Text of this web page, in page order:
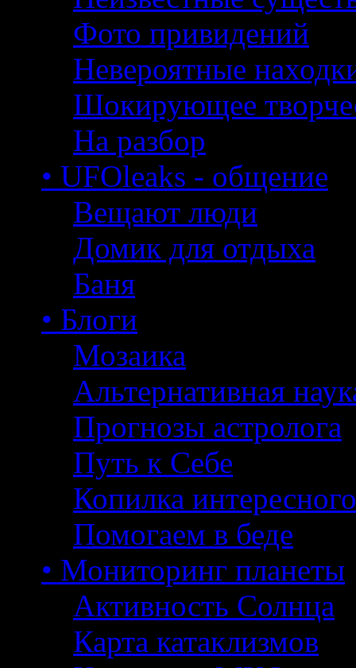
Фото привидений
Невероятные
Шокирующее
На разбор
• UFOleaks - общение
Вещают люди
Домик для отдыха
Баня
• Блоги
Мозаика
Альтернативная
Прогнозы астролога
Путь к Себе
Копилка интересного
Помогаем в беде
• Мониторинг планеты
Активность Солнца
Карта катаклизмов